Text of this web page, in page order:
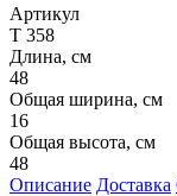
Артикул
Т 358
Длина, см
48
Общая ширина, см
16
Общая высота, см
48
Описание Доставка